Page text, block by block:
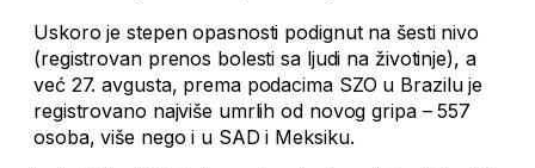
Uskoro je stepen opasnosti podignut na šesti nivo
(registrovan prenos bolesti sa ljudi na životinje), a
već 27. avgusta, prema podacima SZO u Brazilu je
registrovano najviše umrlih od novog gripa – 557
osoba, više nego i u SAD i Meksiku.